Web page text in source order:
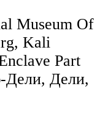
Museum Of
Kali
Part
Дели, Дели,